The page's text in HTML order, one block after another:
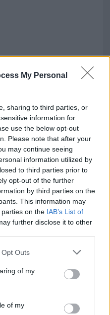
My Personal
sharing to third parties, or
information for
use the below opt-out
Please note that after your
may continue seeing
information utilized by
to third parties prior to
opt-out of the further
by third parties on the
This information may
on the IAB’s List of
further disclose it to other
uses one or more Google
behaviour. You may click to
and its third-party tags to
purposes in below Google
Outs
of my
of my